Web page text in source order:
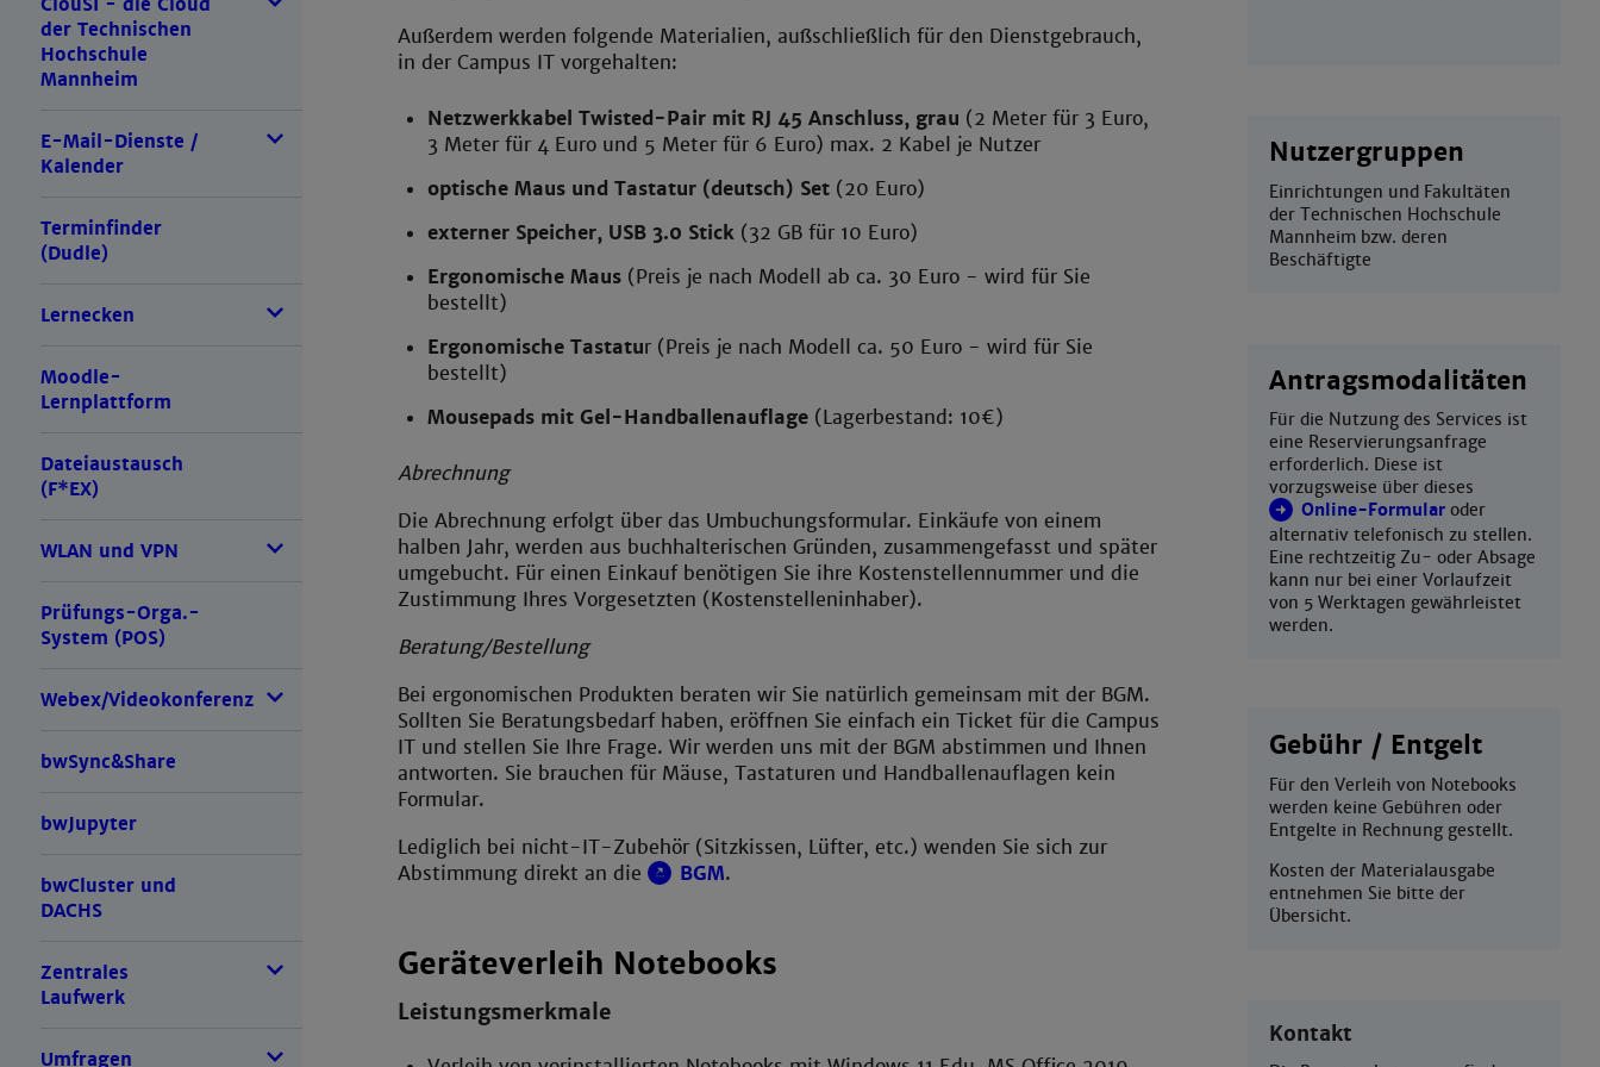
der Technischen
Hochschule
Mannheim
E-Mail-Dienste /
Kalender
Terminfinder
(Dudle)
Lernecken
Moodle-
Lernplattform
Dateiaustausch
(F*EX)
WLAN und VPN
Prüfungs-Orga.-
System (POS)
Webex/Videokonferenz
bwSync&Share
bwJupyter
bwCluster und
DACHS
Zentrales
Laufwerk
Umfragen
Außerdem werden folgende Materialien, außschließlich für den Dienstgebrauch,
in der Campus IT vorgehalten:
Netzwerkkabel Twisted-Pair mit RJ 45 Anschluss, grau (2 Meter für 3 Euro,
3 Meter für 4 Euro und 5 Meter für 6 Euro) max. 2 Kabel je Nutzer
optische Maus und Tastatur (deutsch) Set(20 Euro)
externer Speicher, USB 3.0 Stick(32 GB für 10 Euro)
Ergonomische Maus(Preis je nach Modell ab ca. 30 Euro - wird für Sie
bestellt)
Ergonomische Tastatur (Preis je nach Modell ca. 50 Euro - wird für Sie
bestellt)
Mousepads mit Gel-Handballenauflage(Lagerbestand: 10€)
Abrechnung
Die Abrechnung erfolgt über das Umbuchungsformular. Einkäufe von einem
halben Jahr, werden aus buchhalterischen Gründen, zusammengefasst und später
umgebucht. Für einen Einkauf benötigen Sie ihre Kostenstellennummer und die
Zustimmung Ihres Vorgesetzten (Kostenstelleninhaber).
Beratung/Bestellung
Bei ergonomischen Produkten beraten wir Sie natürlich gemeinsam mit der BGM.
Sollten Sie Beratungsbedarf haben, eröffnen Sie einfach ein Ticket für die Campus
IT und stellen Sie Ihre Frage. Wir werden uns mit der BGM abstimmen und Ihnen
antworten. Sie brauchen für Mäuse, Tastaturen und Handballenauflagen kein
Formular.
Lediglich bei nicht-IT-Zubehör (Sitzkissen, Lüfter, etc.) wenden Sie sich zur
Abstimmung direkt an die
BGM.
Geräteverleih Notebooks
Leistungsmerkmale
Nutzergruppen
Einrichtungen und Fakultäten
der Technischen Hochschule
Mannheim bzw. deren
Beschäftigte
Antragsmodalitäten
Für die Nutzung des Services ist
eine Reservierungsanfrage
erforderlich. Diese ist
vorzugsweise über dieses
Online-Formularoder
alternativ telefonisch zu stellen.
Eine rechtzeitig Zu- oder Absage
kann nur bei einer Vorlaufzeit
von 5 Werktagen gewährleistet
werden.
Gebühr / Entgelt
Für den Verleih von Notebooks
werden keine Gebühren oder
Entgelte in Rechnung gestellt.
Kosten der Materialausgabe
entnehmen Sie bitte der
Übersicht.
Kontakt